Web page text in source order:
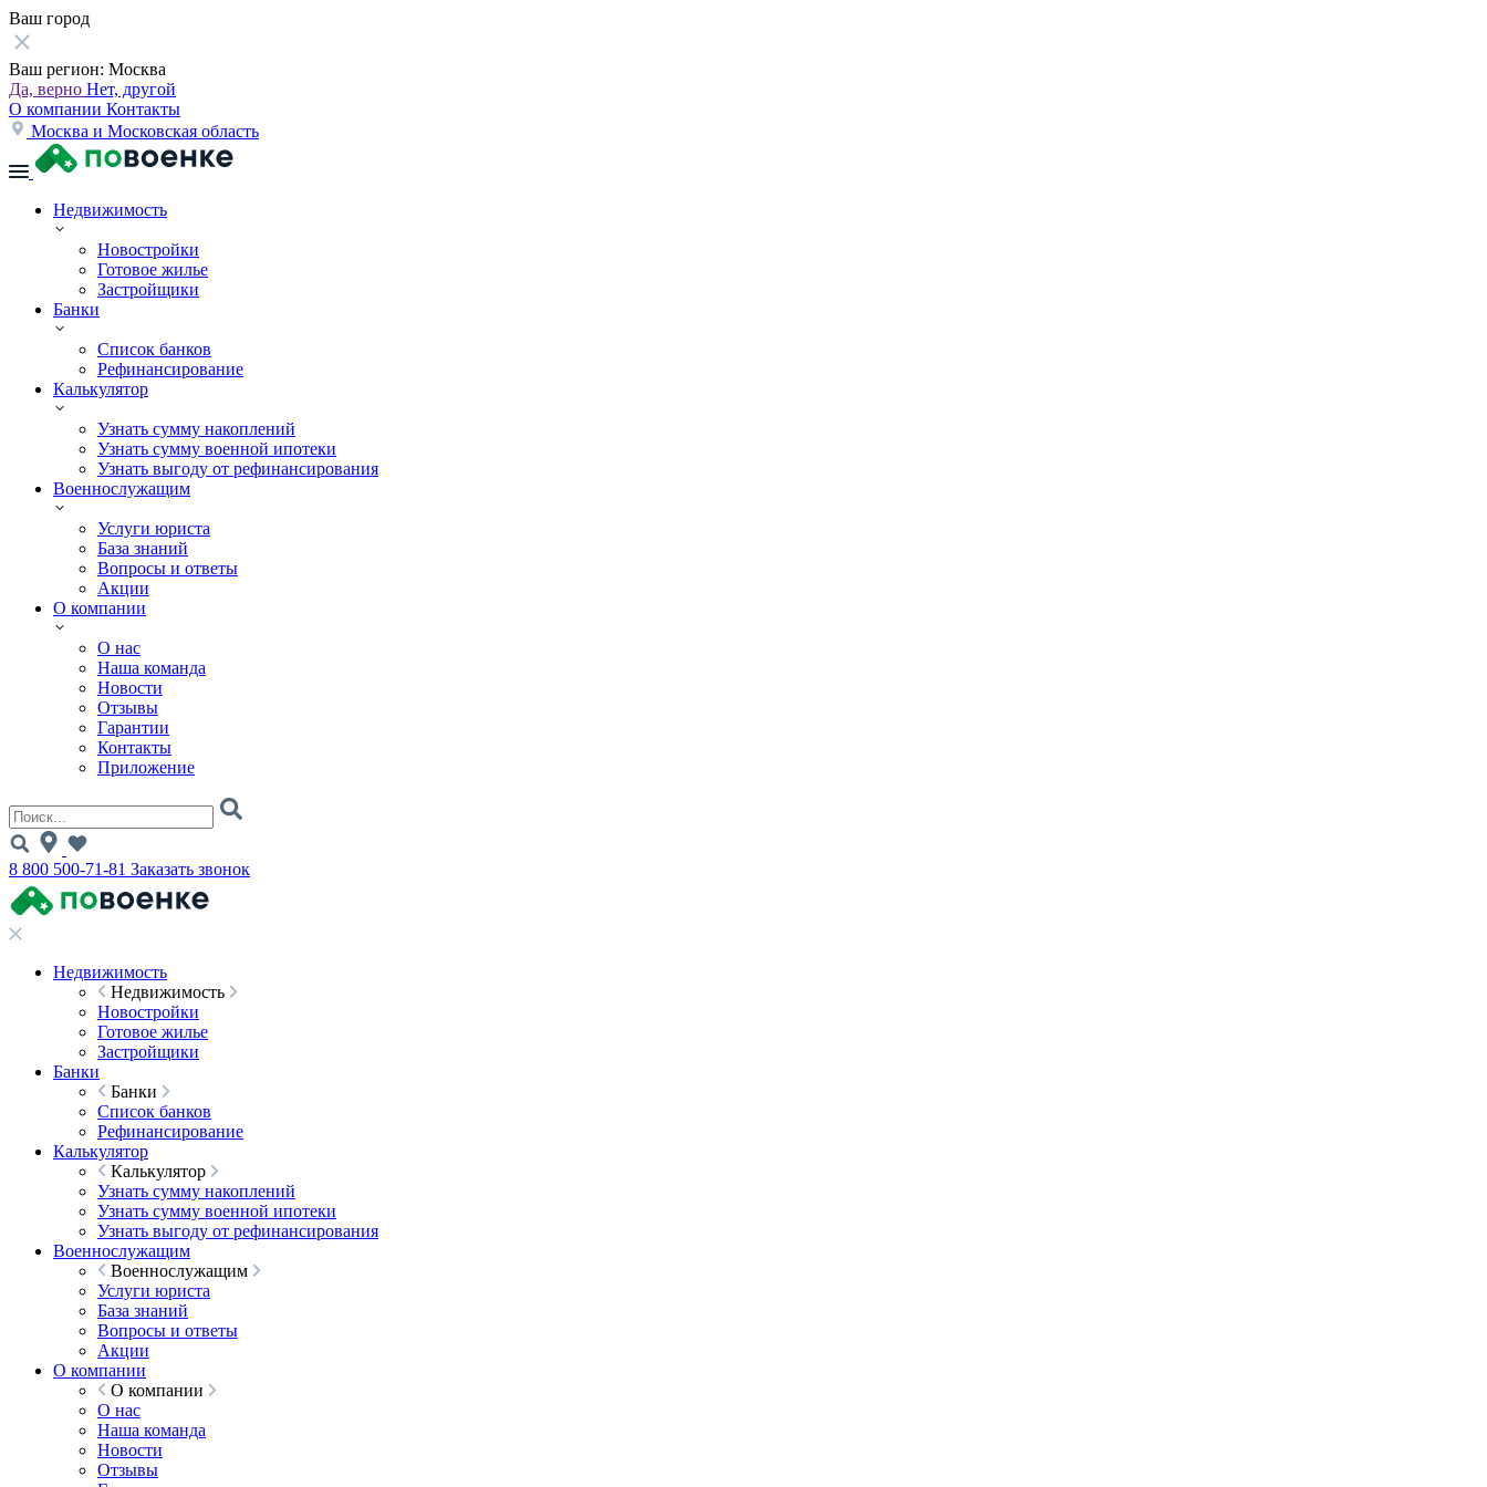
Ваш город
Ваш регион: Москва
Да, верно Нет, другой
О компании Контакты
Москва и Московская область
Недвижимость
Новостройки
Готовое жилье
Застройщики
Банки
Список банков
Рефинансирование
Калькулятор
Узнать сумму накоплений
Узнать сумму военной ипотеки
Узнать выгоду от рефинансирования
Военнослужащим
Услуги юриста
База знаний
Вопросы и ответы
Акции
О компании
О нас
Наша команда
Новости
Отзывы
Гарантии
Контакты
Приложение
8 800 500-71-81 Заказать звонок
Недвижимость
Недвижимость
Новостройки
Готовое жилье
Застройщики
Банки
Банки
Список банков
Рефинансирование
Калькулятор
Калькулятор
Узнать сумму накоплений
Узнать сумму военной ипотеки
Узнать выгоду от рефинансирования
Военнослужащим
Военнослужащим
Услуги юриста
База знаний
Вопросы и ответы
Акции
О компании
О компании
О нас
Наша команда
Новости
Отзывы